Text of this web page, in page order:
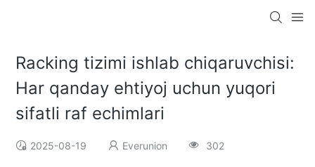
Racking tizimi ishlab chiqaruvchisi:
Har qanday ehtiyoj uchun yuqori
sifatli raf echimlari
2025-08-19 Everunion 302